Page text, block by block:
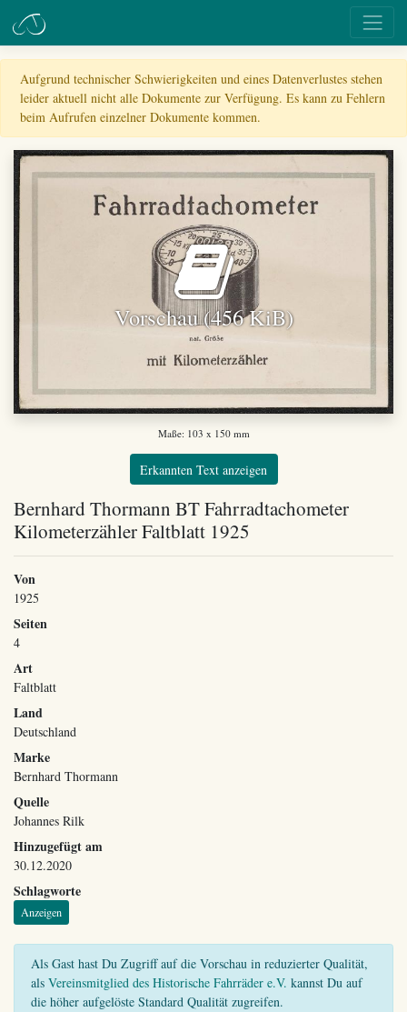
Aufgrund technischer Schwierigkeiten und eines Datenverlustes stehen
leider aktuell nicht alle Dokumente zur Verfügung. Es kann zu Fehlern
beim Aufrufen einzelner Dokumente kommen.
Vorschau (456 KiB)
Maße: 103 x 150 mm
Erkannten Text anzeigen
Bernhard Thormann BT Fahrradtachometer
Kilometerzähler Faltblatt 1925
Von
1925
Seiten
4
Art
Faltblatt
Land
Deutschland
Marke
Bernhard Thormann
Quelle
Johannes Rilk
Hinzugefügt am
30.12.2020
Schlagworte
Anzeigen
Als Gast hast Du Zugriff auf die Vorschau in reduzierter Qualität,
als Vereinsmitglied des Historische Fahrräder e.V. kannst Du auf
die höher aufgelöste Standard Qualität zugreifen.